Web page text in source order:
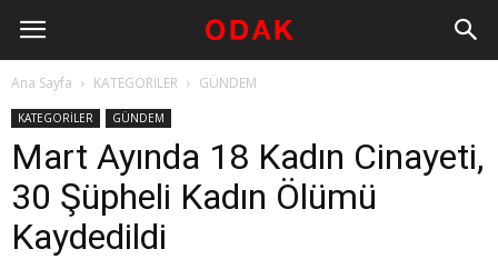
Ana Sayfa KATEGORİLER GÜNDEM
KATEGORİLER GÜNDEM
Mart Ayında 18 Kadın Cinayeti,
30 Şüpheli Kadın Ölümü
Kaydedildi